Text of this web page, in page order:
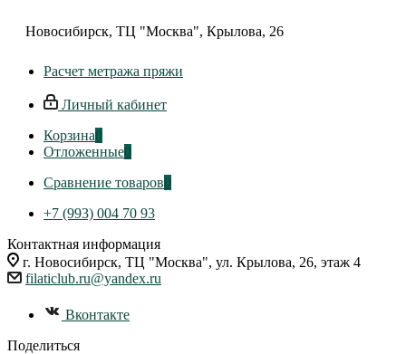
Новосибирск, ТЦ "Москва", Крылова, 26
Расчет метража пряжи
Личный кабинет
Корзина
Отложенные
Сравнение товаров
+7 (993) 004 70 93
Контактная информация
г. Новосибирск, ТЦ "Москва", ул. Крылова, 26, этаж 4
filaticlub.ru@yandex.ru
Вконтакте
Поделиться